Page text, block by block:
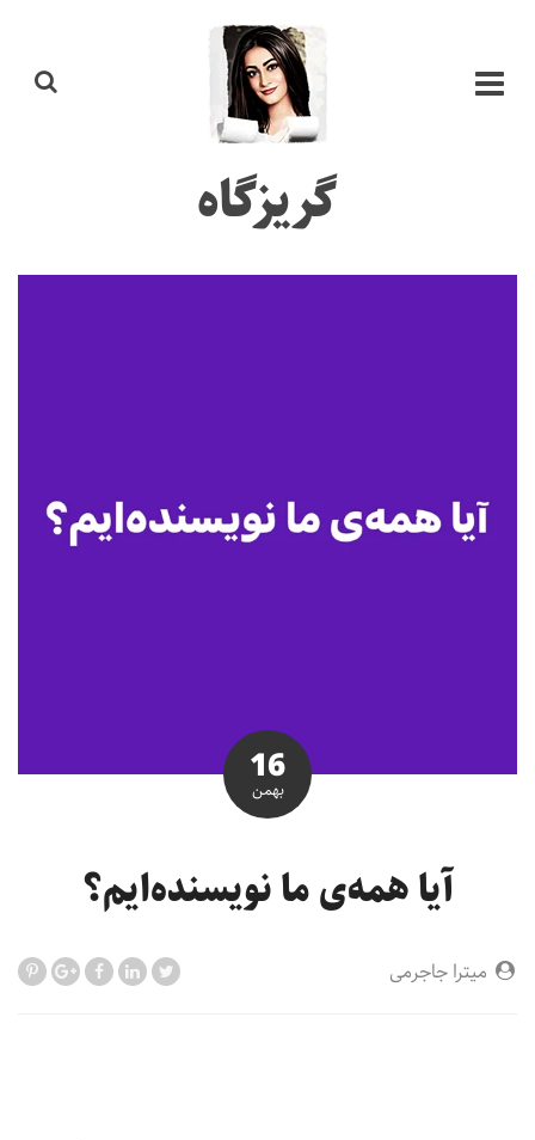
گریزگاه
16
بهمن
آیا همه‌ی ما نویسنده‌ایم؟
میترا جاجرمی